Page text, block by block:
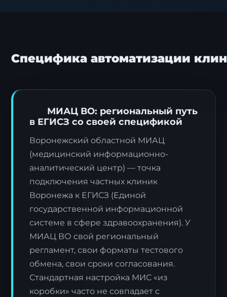
Специфика автоматизации
МИАЦ ВО: региональный путь
в ЕГИСЗ со своей спецификой
Воронежский областной МИАЦ
(медицинский информационно-
аналитический центр) — точка
подключения частных клиник
Воронежа к ЕГИСЗ (Единой
государственной информационной
системе в сфере здравоохранения). У
МИАЦ ВО свой региональный
регламент, свои форматы тестового
обмена, свои сроки согласования.
Стандартная настройка МИС «из
коробки» часто не совпадает с